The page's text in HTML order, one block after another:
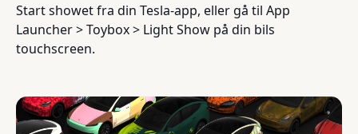
Start showet fra din Tesla-app, eller gå til App
Launcher > Toybox > Light Show på din bils
touchscreen.